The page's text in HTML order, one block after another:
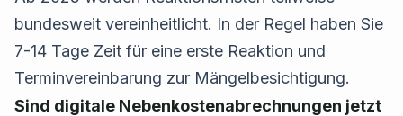
bundesweit vereinheitlicht. In der Regel haben Sie
7-14 Tage Zeit für eine erste Reaktion und
Terminvereinbarung zur Mängelbesichtigung.
Sind digitale Nebenkostenabrechnungen jetzt